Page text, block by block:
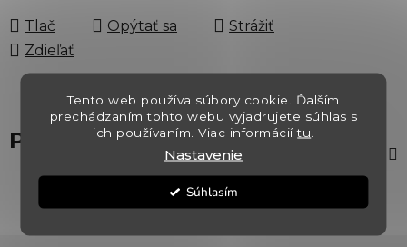
Tento web používa súbory cookie. Ďalším
prechádzaním tohto webu vyjadrujete súhlas s
ich používaním. Viac informáciítu
Nastavenie
Súhlasím
Tlač Opýtať sa
Strážiť
Zdieľať
Popis